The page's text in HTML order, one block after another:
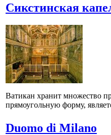
Сикстинская
Ватикан хранит множество
прямоугольную форму,
Duomo di Milano